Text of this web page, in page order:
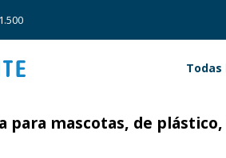
para mascotas, de plástico,